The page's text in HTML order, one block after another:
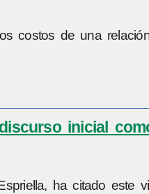
costos de una
inicial
ha citado este